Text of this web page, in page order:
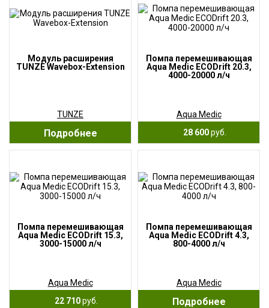
Модуль расширения
TUNZE Wavebox-Extension
TUNZE
Подробнее
Помпа перемешивающая
Aqua Medic ECODrift 20.3,
4000-20000 л/ч
Aqua Medic
28 600руб.
Помпа перемешивающая
Aqua Medic ECODrift 15.3,
3000-15000 л/ч
Aqua Medic
22 710руб.
Помпа перемешивающая
Aqua Medic ECODrift 4.3,
800-4000 л/ч
Aqua Medic
Подробнее